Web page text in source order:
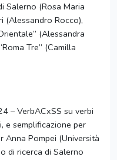
Salerno (Rosa Maria
(Alessandro Rocco),
(Alessandra
Tre” (Camilla
– VerbACxSS su verbi
e semplificazione per
Anna Pompei (Università
di ricerca di Salerno